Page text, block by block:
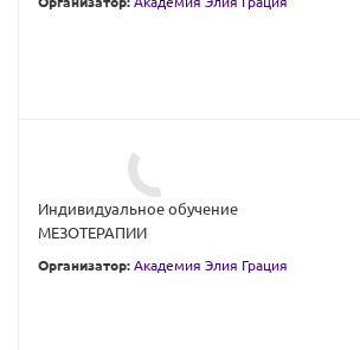
Индивидуальное обучение
МЕЗОТЕРАПИИ
Организатор: Академия Элия Грация